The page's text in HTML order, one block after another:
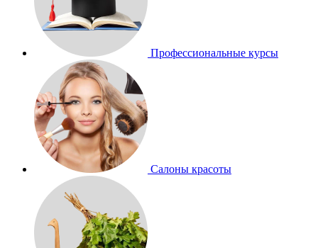
Профессиональные курсы
Салоны красоты